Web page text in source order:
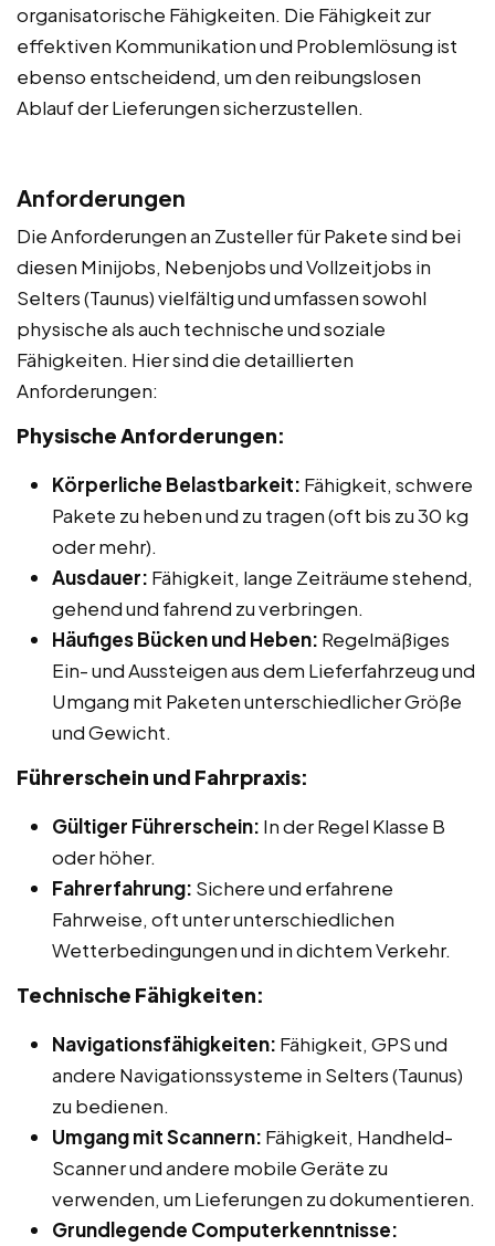
organisatorische Fähigkeiten. Die Fähigkeit zur
effektiven Kommunikation und Problemlösung ist
ebenso entscheidend, um den reibungslosen
Ablauf der Lieferungen sicherzustellen.
Anforderungen
Die Anforderungen an Zusteller für Pakete sind bei
diesen Minijobs, Nebenjobs und Vollzeitjobs in
Selters (Taunus) vielfältig und umfassen sowohl
physische als auch technische und soziale
Fähigkeiten. Hier sind die detaillierten
Anforderungen:
Physische Anforderungen:
Körperliche Belastbarkeit: Fähigkeit, schwere
Pakete zu heben und zu tragen (oft bis zu 30 kg
oder mehr).
Ausdauer: Fähigkeit, lange Zeiträume stehend,
gehend und fahrend zu verbringen.
Häufiges Bücken und Heben: Regelmäßiges
Ein- und Aussteigen aus dem Lieferfahrzeug und
Umgang mit Paketen unterschiedlicher Größe
und Gewicht.
Führerschein und Fahrpraxis:
Gültiger Führerschein: In der Regel Klasse B
oder höher.
Fahrerfahrung: Sichere und erfahrene
Fahrweise, oft unter unterschiedlichen
Wetterbedingungen und in dichtem Verkehr.
Technische Fähigkeiten:
Navigationsfähigkeiten: Fähigkeit, GPS und
andere Navigationssysteme in Selters (Taunus)
zu bedienen.
Umgang mit Scannern: Fähigkeit, Handheld-
Scanner und andere mobile Geräte zu
verwenden, um Lieferungen zu dokumentieren.
Grundlegende Computerkenntnisse: